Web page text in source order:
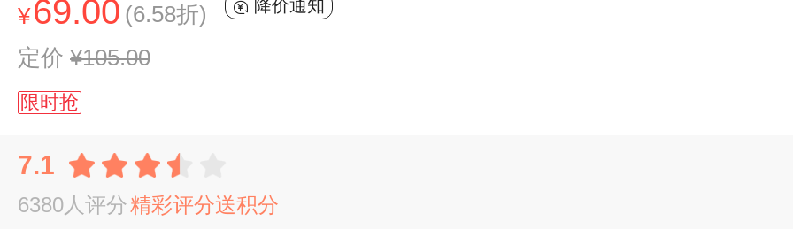
¥69.00 (6.58折) 降价通知
定价 ¥105.00
限时抢
7.1
6380人评分精彩评分送积分